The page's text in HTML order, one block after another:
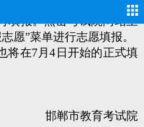
填报。点击考试院网站主
愿”菜单进行志愿填报。
将在7月4日开始的正式填
邯郸市教育考试院